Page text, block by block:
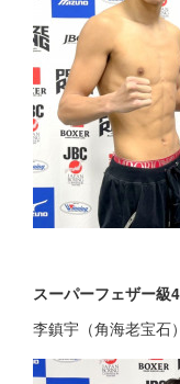
スーパーフェザー級
李鎮宇（角海老宝石